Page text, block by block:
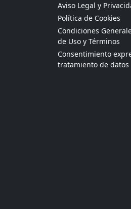
Aviso Legal y
Política de Cookies
Condiciones
de Uso y Términos
Consentimiento
tratamiento de datos